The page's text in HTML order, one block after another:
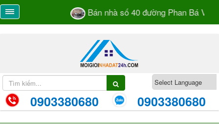
Bán nhà số 40 đường Phan Bá Vành
0903380680 0903380680